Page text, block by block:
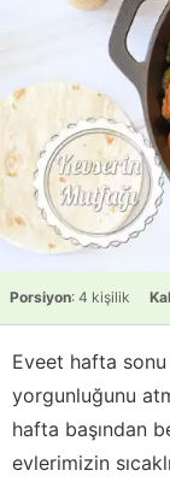
Porsiyon: 4 kişilik
Eveet hafta
yorgunluğunu
hafta başından
evlerimizin